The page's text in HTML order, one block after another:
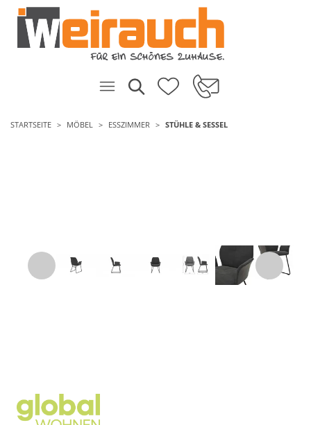
STARTSEITE MÖBEL ESSZIMMER STÜHLE & SESSEL